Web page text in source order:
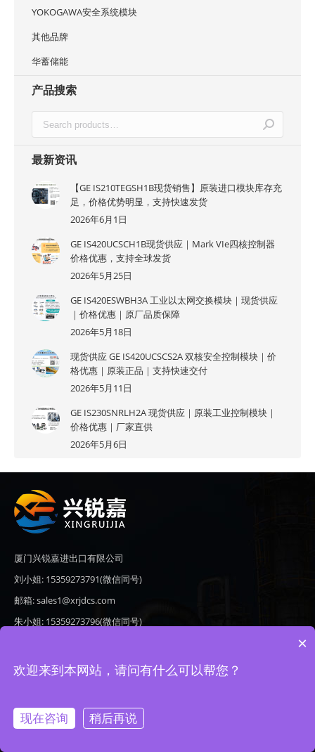
YOKOGAWA安全系统模块
其他品牌
华蓄储能
产品搜索
最新资讯
【GE IS210TEGSH1B现货销售】原装进口模块库存充
足，价格优势明显，支持快速发货
2026年6月1日
GE IS420UCSCH1B现货供应｜Mark VIe四核控制器
价格优惠，支持全球发货
2026年5月25日
GE IS420ESWBH3A 工业以太网交换模块｜现货供应
｜价格优惠｜原厂品质保障
2026年5月18日
现货供应 GE IS420UCSCS2A 双核安全控制模块｜价
格优惠｜原装正品｜支持快速交付
2026年5月11日
GE IS230SNRLH2A 现货供应｜原装工业控制模块｜
价格优惠｜厂家直供
2026年5月6日
厦门兴锐嘉进出口有限公司
刘小姐: 15359273791(微信同号)
邮箱: sales1@xrjdcs.com
朱小姐: 15359273796(微信同号)
地址: 厦门市翔安区新澳路510号海峡现代城A座6楼609
Copyright © 2020-2026 厦门兴锐嘉进出口有限公司 版权所有 备案号：
×
欢迎来到本网站，请问有什么可以帮您？
现在咨询 稍后再说